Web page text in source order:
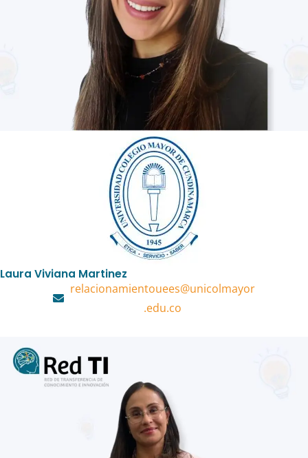
Laura Viviana Martinez
relacionamientouees@unicolmayor
.edu.co